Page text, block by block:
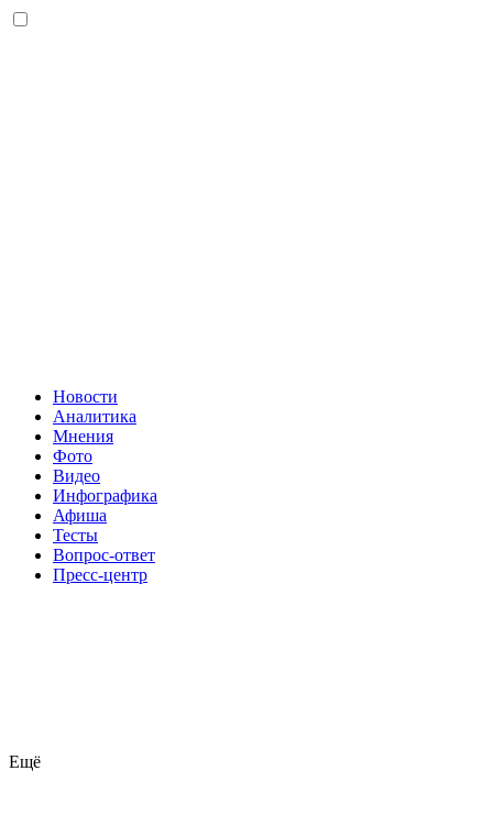
Новости
Аналитика
Мнения
Фото
Видео
Инфографика
Афиша
Тесты
Вопрос-ответ
Пресс-центр
Ещё